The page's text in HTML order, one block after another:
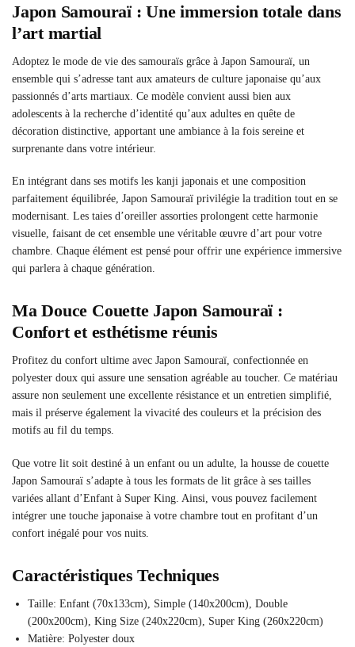
Japon Samouraï : Une immersion totale dans
l’art martial
Adoptez le mode de vie des samouraïs grâce à Japon Samouraï, un
ensemble qui s’adresse tant aux amateurs de culture japonaise qu’aux
passionnés d’arts martiaux. Ce modèle convient aussi bien aux
adolescents à la recherche d’identité qu’aux adultes en quête de
décoration distinctive, apportant une ambiance à la fois sereine et
surprenante dans votre intérieur.
En intégrant dans ses motifs les kanji japonais et une composition
parfaitement équilibrée, Japon Samouraï privilégie la tradition tout en se
modernisant. Les taies d’oreiller assorties prolongent cette harmonie
visuelle, faisant de cet ensemble une véritable œuvre d’art pour votre
chambre. Chaque élément est pensé pour offrir une expérience immersive
qui parlera à chaque génération.
Ma Douce Couette Japon Samouraï :
Confort et esthétisme réunis
Profitez du confort ultime avec Japon Samouraï, confectionnée en
polyester doux qui assure une sensation agréable au toucher. Ce matériau
assure non seulement une excellente résistance et un entretien simplifié,
mais il préserve également la vivacité des couleurs et la précision des
motifs au fil du temps.
Que votre lit soit destiné à un enfant ou un adulte, la housse de couette
Japon Samouraï s’adapte à tous les formats de lit grâce à ses tailles
variées allant d’Enfant à Super King. Ainsi, vous pouvez facilement
intégrer une touche japonaise à votre chambre tout en profitant d’un
confort inégalé pour vos nuits.
Caractéristiques Techniques
Taille: Enfant (70x133cm), Simple (140x200cm), Double
(200x200cm), King Size (240x220cm), Super King (260x220cm)
Matière: Polyester doux